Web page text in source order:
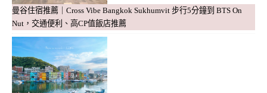
曼谷住宿推薦｜Cross Vibe Bangkok Sukhumvit 步行5分鐘到 BTS On
Nut，交通便利、高CP值飯店推薦